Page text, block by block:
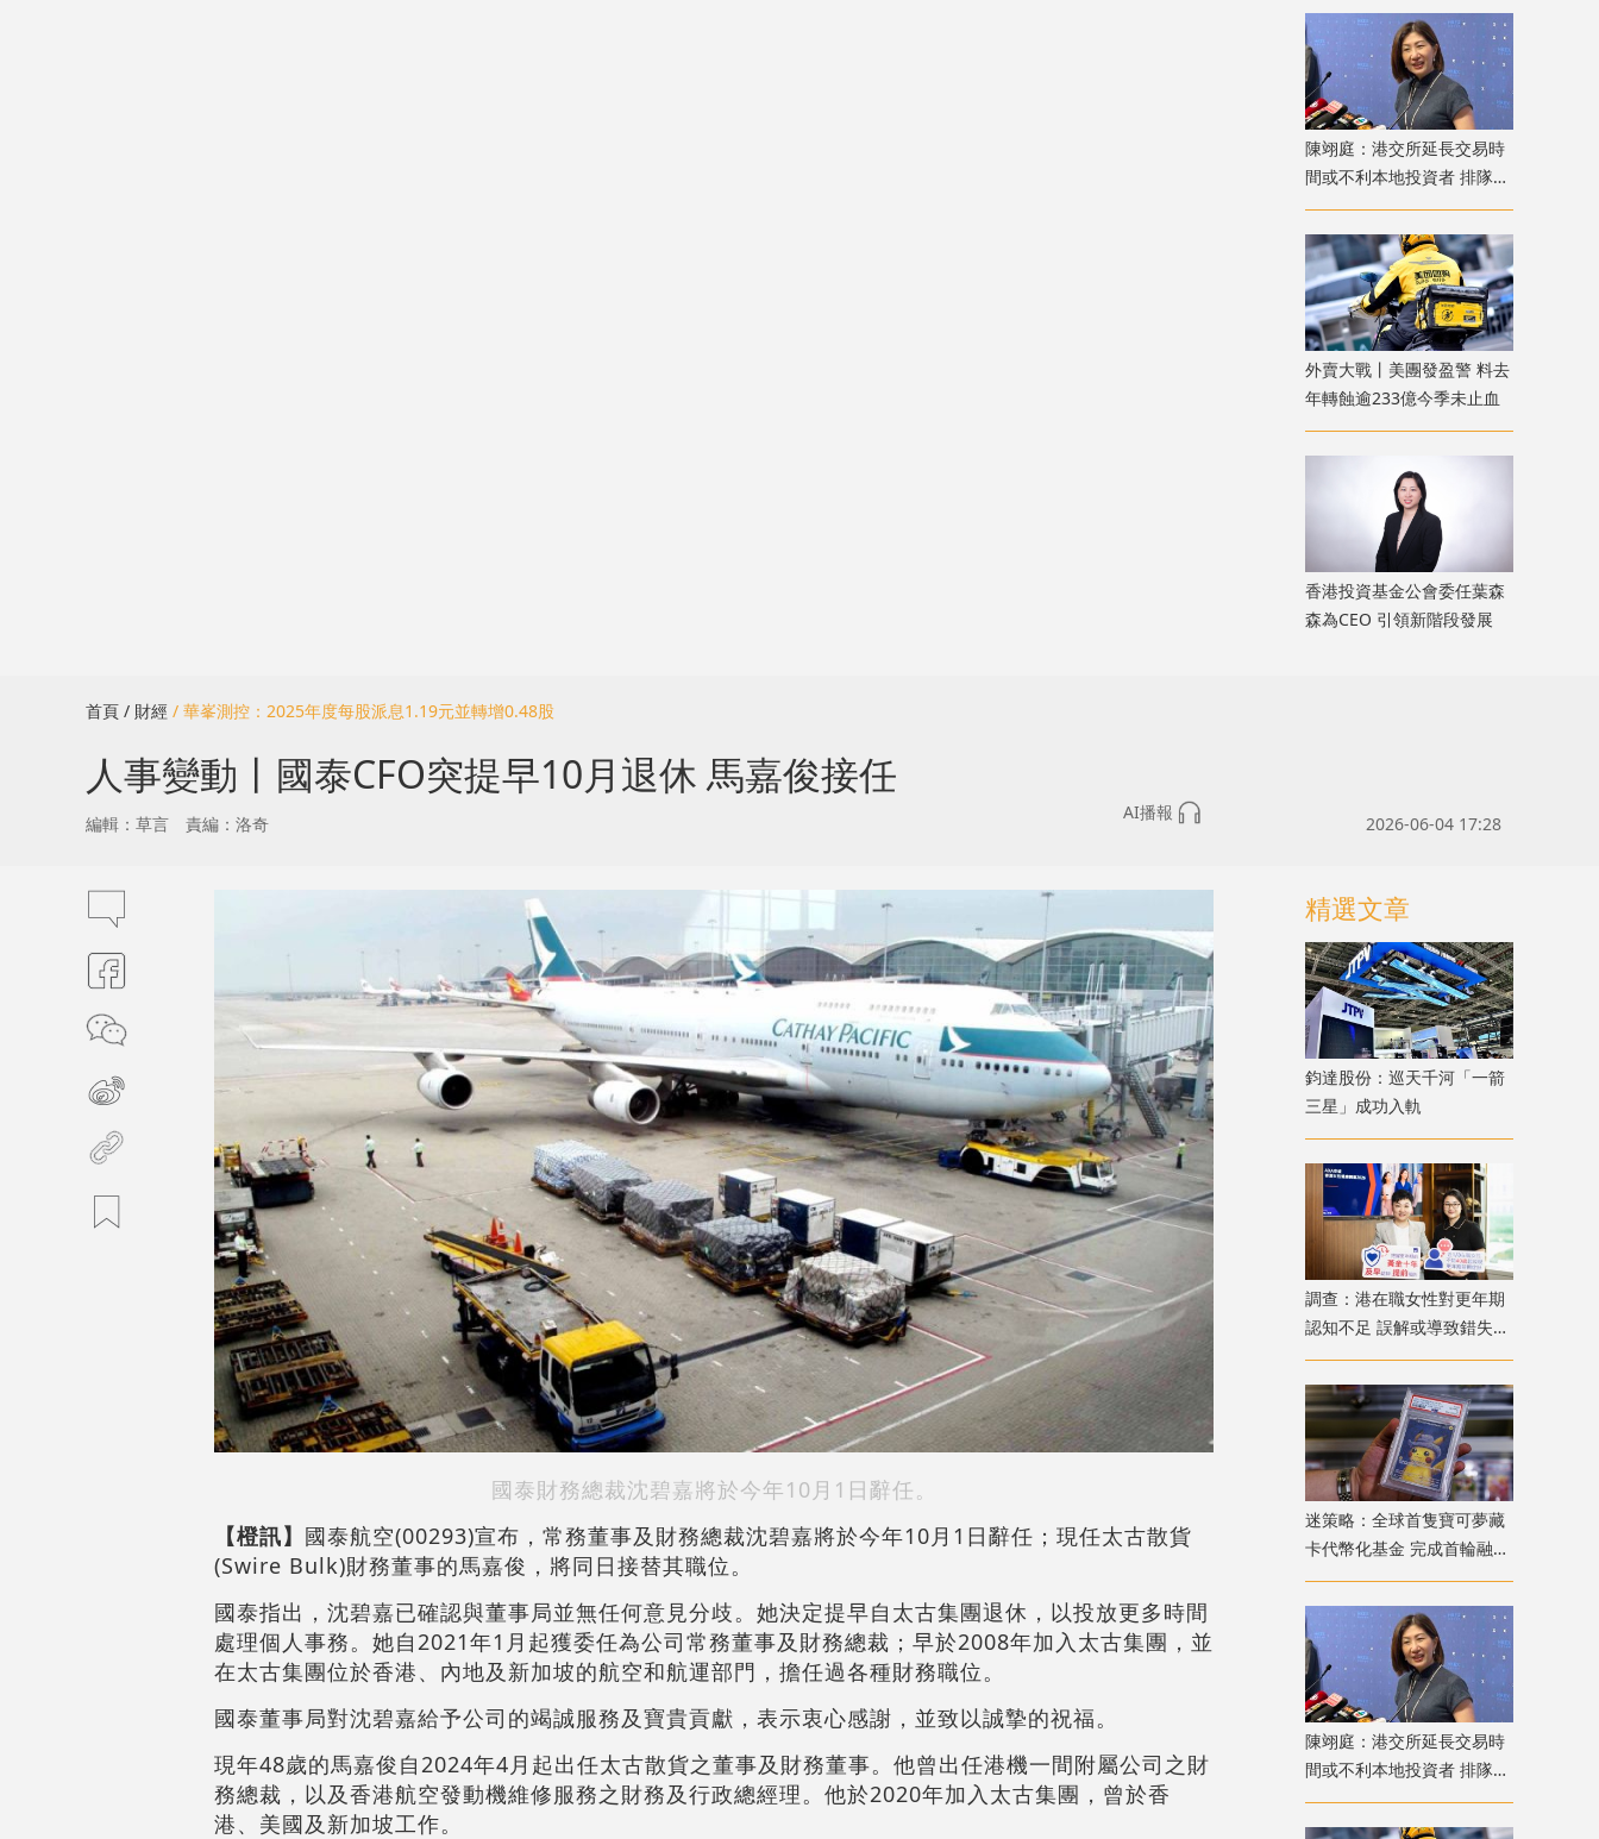
陳翊庭：港交所延長交易時
間或不利本地投資者 排隊上
市公司數量創新高
外賣大戰丨美團發盈警 料去
年轉蝕逾233億今季未止血
香港投資基金公會委任葉森
森為CEO 引領新階段發展
首頁 / 財經 / 華峯測控：2025年度每股派息1.19元並轉增0.48股
人事變動丨國泰CFO突提早10月退休 馬嘉俊接任
AI播報
編輯：草言 責編：洛奇 2026-06-04 17:28
國泰財務總裁沈碧嘉將於今年10月1日辭任。
【橙訊】 國泰航空(00293)宣布，常務董事及財務總裁沈碧嘉將於今年10月1日辭任；現任太古散貨
(Swire Bulk)財務董事的馬嘉俊，將同日接替其職位。
國泰指出，沈碧嘉已確認與董事局並無任何意見分歧。她決定提早自太古集團退休，以投放更多時間
處理個人事務。她自2021年1月起獲委任為公司常務董事及財務總裁；早於2008年加入太古集團，並
在太古集團位於香港、內地及新加坡的航空和航運部門，擔任過各種財務職位。
國泰董事局對沈碧嘉給予公司的竭誠服務及寶貴貢獻，表示衷心感謝，並致以誠摯的祝福。
現年48歲的馬嘉俊自2024年4月起出任太古散貨之董事及財務董事。他曾出任港機一間附屬公司之財
務總裁，以及香港航空發動機維修服務之財務及行政總經理。他於2020年加入太古集團，曾於香
港、美國及新加坡工作。
精選文章
鈞達股份：巡天千河「一箭
三星」成功入軌
調查：港在職女性對更年期
認知不足 誤解或導致錯失
「黃金預防期」
迷策略：全球首隻寶可夢藏
卡代幣化基金 完成首輪融資
兼獲超購
陳翊庭：港交所延長交易時
間或不利本地投資者 排隊上
市公司數量創新高